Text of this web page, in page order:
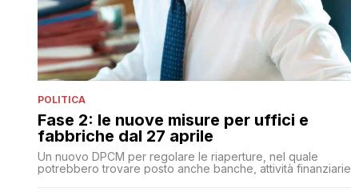
POLITICA
Fase 2: le nuove misure per uffici e
fabbriche dal 27 aprile
Un nuovo DPCM per regolare le riaperture, nel quale
potrebbero trovare posto anche banche, attività finanziarie